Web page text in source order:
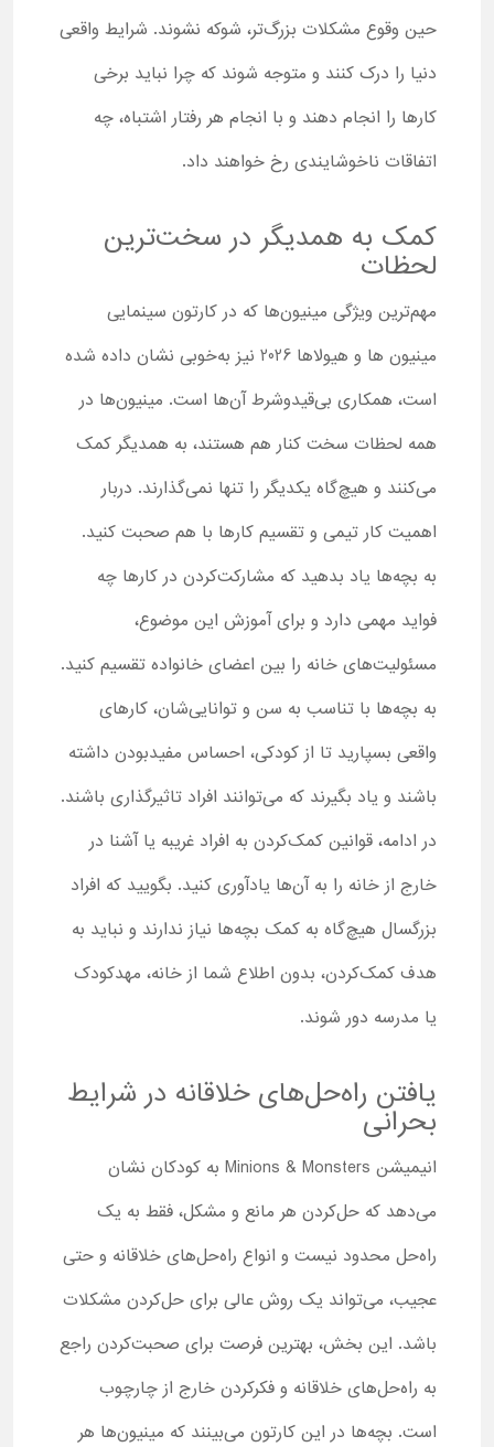
حین وقوع مشکلات بزرگ‌تر، شوکه نشوند. شرایط واقعی
دنیا را درک کنند و متوجه شوند که چرا نباید برخی
کارها را انجام دهند و با انجام هر رفتار اشتباه، چه
اتفاقات ناخوشایندی رخ خواهند داد.
کمک به همدیگر در سخت‌ترین
لحظات
مهم‌ترین ویژگی مینیون‌ها که در کارتون سینمایی
مینیون ها و هیولاها 2026 نیز به‌خوبی نشان داده شده
است، همکاری بی‌قیدوشرط آن‌ها است. مینیون‌ها در
همه لحظات سخت کنار هم هستند، به همدیگر کمک
می‌کنند و هیچ‌گاه یکدیگر را تنها نمی‌گذارند. دربار
اهمیت کار تیمی و تقسیم کارها با هم صحبت کنید.
به بچه‌ها یاد بدهید که مشارکت‌کردن در کارها چه
فواید مهمی دارد و برای آموزش این موضوع،
مسئولیت‌های خانه را بین اعضای خانواده تقسیم کنید.
به بچه‌ها با تناسب به سن و توانایی‌شان، کارهای
واقعی بسپارید تا از کودکی، احساس مفیدبودن داشته
باشند و یاد بگیرند که می‌توانند افراد تاثیرگذاری باشند.
در ادامه، قوانین کمک‌کردن به افراد غریبه یا آشنا در
خارج از خانه را به آن‌ها یادآوری کنید. بگویید که افراد
بزرگسال هیچ‌گاه به کمک بچه‌ها نیاز ندارند و نباید به
هدف کمک‌کردن، بدون اطلاع شما از خانه، مهدکودک
یا مدرسه دور شوند.
یافتن راه‌حل‌های خلاقانه در شرایط
بحرانی
انیمیشن Minions & Monsters به کودکان نشان
می‌دهد که حل‌کردن هر مانع و مشکل، فقط به یک
راه‌حل محدود نیست و انواع راه‌حل‌های خلاقانه و حتی
عجیب، می‌تواند یک روش عالی برای حل‌کردن مشکلات
باشد. این بخش، بهترین فرصت برای صحبت‌کردن راجع
به راه‌حل‌های خلاقانه و فکرکردن خارج از چارچوب
است. بچه‌ها در این کارتون می‌بینند که مینیون‌ها هر